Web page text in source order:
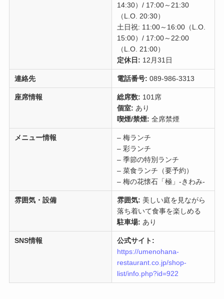
14:30）/ 17:00～21:30
（L.O. 20:30）
土日祝: 11:00～16:00（L.O.
15:00）/ 17:00～22:00
（L.O. 21:00）
定休日: 12月31日
連絡先 電話番号: 089-986-3313
座席情報 総席数: 101席
個室: あり
喫煙/禁煙: 全席禁煙
メニュー情報
– 梅ランチ
– 彩ランチ
– 季節の特別ランチ
– 菜食ランチ（要予約）
– 梅の花懐石「極」-きわみ-
雰囲気・設備 雰囲気: 美しい庭を見ながら
落ち着いて食事を楽しめる
駐車場: あり
SNS情報
公式サイト:
https://umenohana-
restaurant.co.jp/shop-
list/info.php?id=922